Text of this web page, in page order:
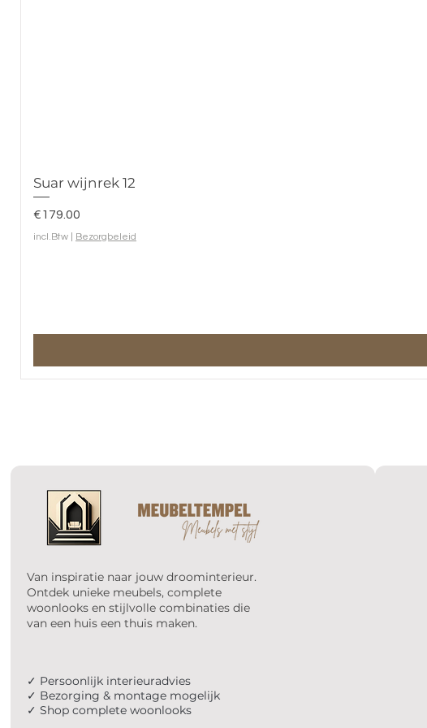
Suar wijnrek 12
Prijs
€179.00
incl.Btw Bezorgbeleid
Van inspiratie naar jouw droominterieur.
Ontdek unieke meubels, complete
woonlooks en stijlvolle combinaties die
van een huis een thuis maken.
✓ Persoonlijk interieuradvies
✓ Bezorging & montage mogelijk
✓ Shop complete woonlooks